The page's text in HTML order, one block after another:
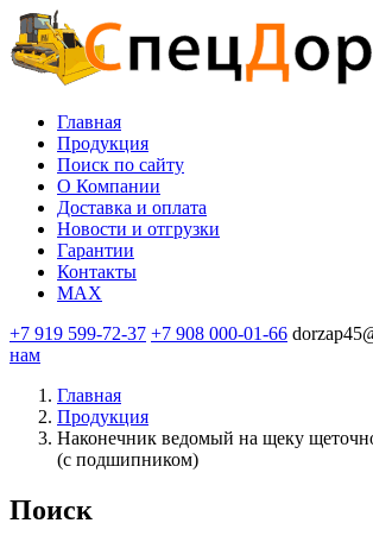
Перейти
к
основному
содержанию
Основная
навигация
Главная
Продукция
Поиск по сайту
O Компании
Доставка и оплата
Новости и отгрузки
Гарантии
Контакты
MAX
+7 919 599-72-37 +7 908 000-01-66
нам
Главная
Продукция
Наконечник ведомый на щеку
(с подшипником)
Поиск